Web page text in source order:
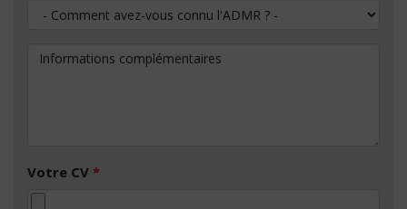
Comment avez-vous connu l'ADMR ?
Informations complémentaires
Votre CV *